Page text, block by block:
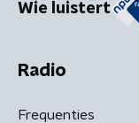
Wie luistert
Radio
Frequenties